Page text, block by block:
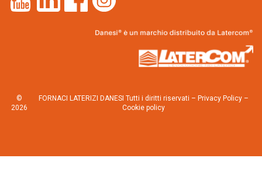
©
2026
FORNACI LATERIZI DANESI Tutti i diritti riservati – Privacy Policy–
Cookie policy